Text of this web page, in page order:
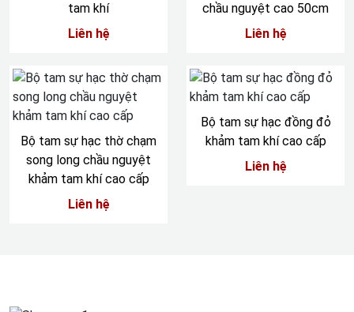
tam khí
Liên hệ
chầu nguyệt cao 50cm
Liên hệ
Bộ tam sự hạc thờ chạm
song long chầu nguyệt
khảm tam khí cao cấp
Liên hệ
Bộ tam sự hạc đồng đỏ
khảm tam khí cao cấp
Liên hệ